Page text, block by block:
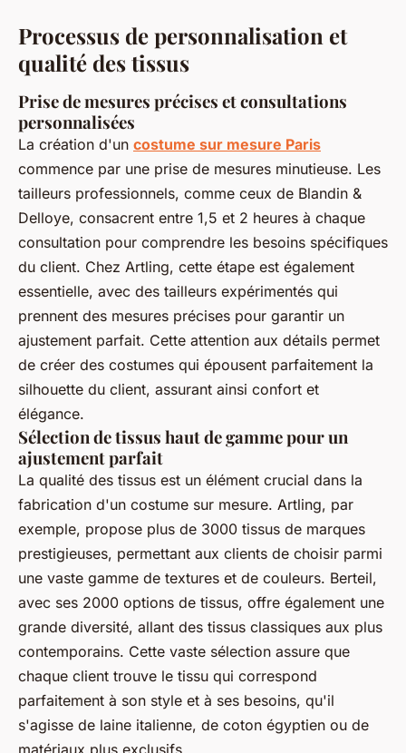
Processus de personnalisation et
qualité des tissus
Prise de mesures précises et consultations
personnalisées
La création d'un costume sur mesure Paris
commence par une prise de mesures minutieuse. Les
tailleurs professionnels, comme ceux de Blandin &
Delloye, consacrent entre 1,5 et 2 heures à chaque
consultation pour comprendre les besoins spécifiques
du client. Chez Artling, cette étape est également
essentielle, avec des tailleurs expérimentés qui
prennent des mesures précises pour garantir un
ajustement parfait. Cette attention aux détails permet
de créer des costumes qui épousent parfaitement la
silhouette du client, assurant ainsi confort et
élégance.
Sélection de tissus haut de gamme pour un
ajustement parfait
La qualité des tissus est un élément crucial dans la
fabrication d'un costume sur mesure. Artling, par
exemple, propose plus de 3000 tissus de marques
prestigieuses, permettant aux clients de choisir parmi
une vaste gamme de textures et de couleurs. Berteil,
avec ses 2000 options de tissus, offre également une
grande diversité, allant des tissus classiques aux plus
contemporains. Cette vaste sélection assure que
chaque client trouve le tissu qui correspond
parfaitement à son style et à ses besoins, qu'il
s'agisse de laine italienne, de coton égyptien ou de